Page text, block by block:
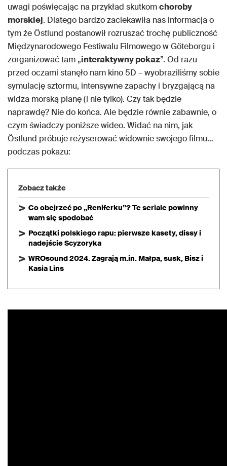
uwagi poświęcając na przykład skutkomchoroby
morskiej. Dlatego bardzo zaciekawiła nas informacja o
tym że Östlund postanowił rozruszać trochę publiczność
Międzynarodowego Festiwalu Filmowego w Göteborgu i
zorganizować tam „interaktywny pokaz”. Od razu
przed oczami stanęło nam kino 5D – wyobraziliśmy sobie
symulację sztormu, intensywne zapachy i bryzgającą na
widza morską pianę (i nie tylko). Czy tak będzie
naprawdę? Nie do końca. Ale będzie równie zabawnie, o
czym świadczy poniższe wideo. Widać na nim, jak
Östlund próbuje reżyserować widownie swojego filmu…
podczas pokazu:
Zobacz także
Co obejrzeć po „Reniferku”? Te seriale powinny
wam się spodobać
Początki polskiego rapu: pierwsze kasety, dissy i
nadejście Scyzoryka
WROsound 2024. Zagrają m.in. Małpa, susk, Bisz i
Kasia Lins